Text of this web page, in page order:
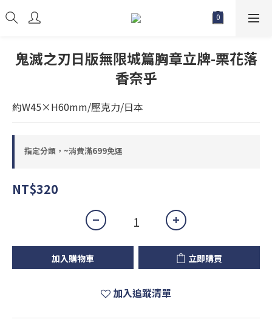
鬼滅之刃日版無限城篇胸章立牌-栗花落
香奈乎
約W45×H60mm/壓克力/日本
指定分類，~消費滿699免運
NT$320
加入購物車 立即購買
加入追蹤清單